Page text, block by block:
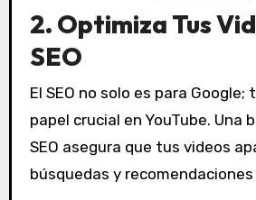
2. Optimiza Tus
SEO
El SEO no solo es para
papel crucial en YouTube. Una
SEO asegura que tus videos
búsquedas y